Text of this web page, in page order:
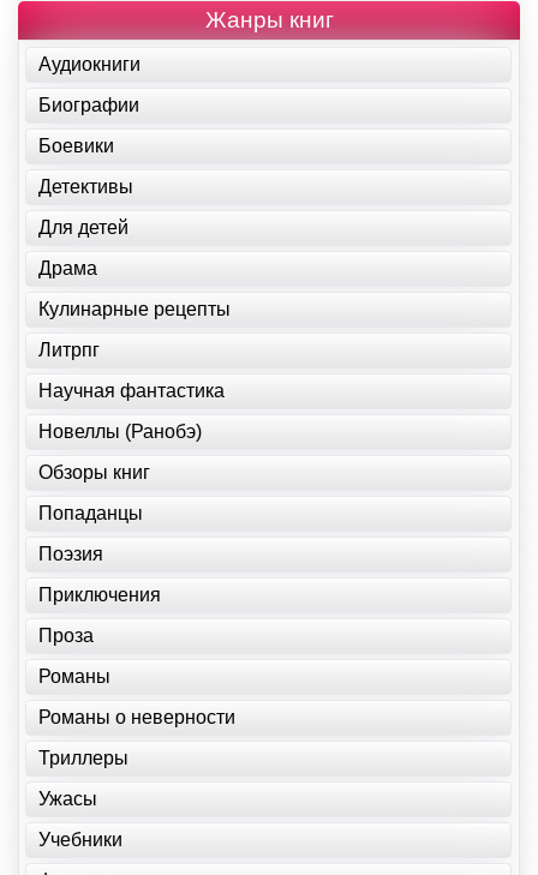
Жанры книг
Аудиокниги
Биографии
Боевики
Детективы
Для детей
Драма
Кулинарные рецепты
Литрпг
Научная фантастика
Новеллы (Ранобэ)
Обзоры книг
Попаданцы
Поэзия
Приключения
Проза
Романы
Романы о неверности
Триллеры
Ужасы
Учебники